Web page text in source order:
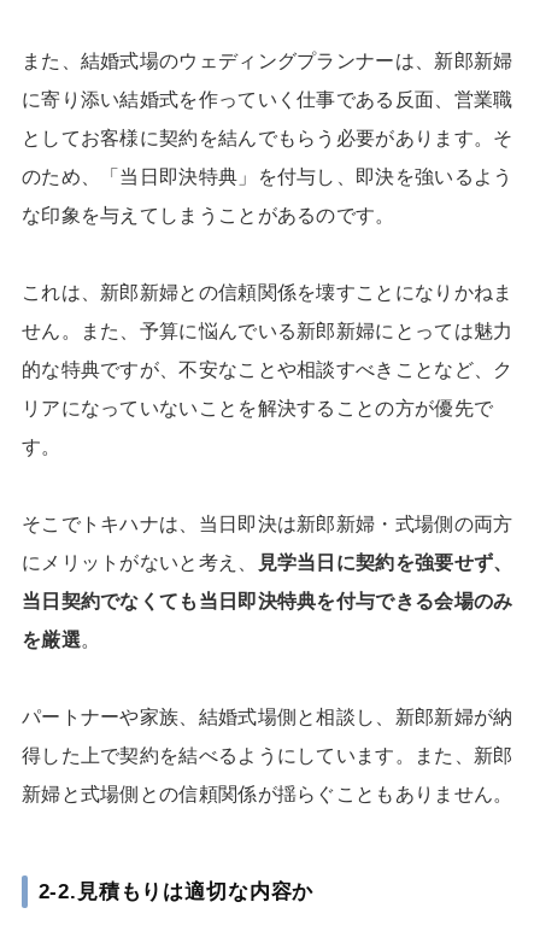
また、結婚式場のウェディングプランナーは、新郎新婦
に寄り添い結婚式を作っていく仕事である反面、営業職
としてお客様に契約を結んでもらう必要があります。そ
のため、「当日即決特典」を付与し、即決を強いるよう
な印象を与えてしまうことがあるのです。
これは、新郎新婦との信頼関係を壊すことになりかねま
せん。また、予算に悩んでいる新郎新婦にとっては魅力
的な特典ですが、不安なことや相談すべきことなど、ク
リアになっていないことを解決することの方が優先で
す。
そこでトキハナは、当日即決は新郎新婦・式場側の両方
にメリットがないと考え、
見学当日に契約を強要せず、
当日契約でなくても当日即決特典を付与できる会場のみ
を厳選。
パートナーや家族、結婚式場側と相談し、新郎新婦が納
得した上で契約を結べるようにしています。また、新郎
新婦と式場側との信頼関係が揺らぐこともありません。
2-2.見積もりは適切な内容か